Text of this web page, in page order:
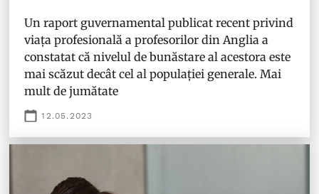
Un raport guvernamental publicat recent privind
viața profesională a profesorilor din Anglia a
constatat că nivelul de bunăstare al acestora este
mai scăzut decât cel al populației generale. Mai
mult de jumătate
12.05.2023